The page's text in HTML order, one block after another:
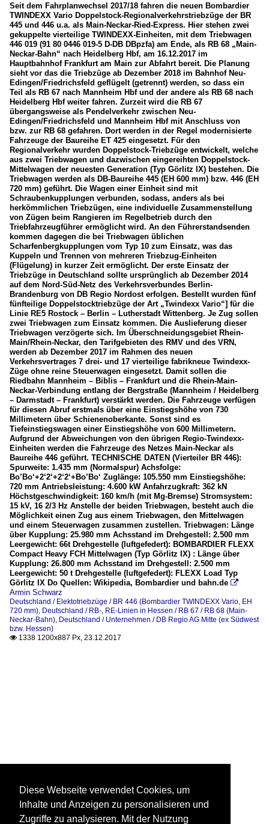
Seit dem Fahrplanwechsel 2017/18 fahren die neuen Bombardier
TWINDEXX Vario Doppelstock-Regionalverkehrstriebzüge der BR
445 und 446 u.a. als Main-Neckar-Ried-Express. Hier stehen zwei
gekuppelte vierteilige TWINDEXX-Einheiten, mit dem Triebwagen
446 019 (91 80 0446 019-5 D-DB DBpzfa) am Ende, als RB 68 „Main-
Neckar-Bahn“ nach Heidelberg Hbf, am 16.12.2017 im
Hauptbahnhof Frankfurt am Main zur Abfahrt bereit. Die Planung
sieht vor das die Triebzüge ab Dezember 2018 im Bahnhof Neu-
Edingen/Friedrichsfeld geflügelt (getrennt) werden, so dass ein
Teil als RB 67 nach Mannheim Hbf und der andere als RB 68 nach
Heidelberg Hbf weiter fahren. Zurzeit wird die RB 67
übergangsweise als Pendelverkehr zwischen Neu-
Edingen/Friedrichsfeld und Mannheim Hbf mit Anschluss von
bzw. zur RB 68 gefahren. Dort werden in der Regel modernisierte
Fahrzeuge der Baureihe ET 425 eingesetzt. Für den
Regionalverkehr wurden Doppelstock-Triebzüge entwickelt, welche
aus zwei Triebwagen und dazwischen eingereihten Doppelstock-
Mittelwagen der neuesten Generation (Typ Görlitz IX) bestehen. Die
Triebwagen werden als DB-Baureihe 445 (EH 600 mm) bzw. 446 (EH
720 mm) geführt. Die Wagen einer Einheit sind mit
Schraubenkupplungen verbunden, sodass, anders als bei
herkömmlichen Triebzügen, eine individuelle Zusammenstellung
von Zügen beim Rangieren im Regelbetrieb durch den
Triebfahrzeugführer ermöglicht wird. An den Führerstandsenden
kommen dagegen die bei Triebwagen üblichen
Scharfenbergkupplungen vom Typ 10 zum Einsatz, was das
Kuppeln und Trennen von mehreren Triebzug-Einheiten
(Flügelung) in kurzer Zeit ermöglicht. Der erste Einsatz der
Triebzüge in Deutschland sollte ursprünglich ab Dezember 2014
auf dem Nord-Süd-Netz des Verkehrsverbundes Berlin-
Brandenburg von DB Regio Nordost erfolgen. Bestellt wurden fünf
fünfteilige Doppelstocktriebzüge der Art „Twindexx Vario“] für die
Linie RE5 Rostock – Berlin – Lutherstadt Wittenberg. Je Zug sollen
zwei Triebwagen zum Einsatz kommen. Die Auslieferung dieser
Triebwagen verzögerte sich. Im Überschneidungsgebiet Rhein-
Main/Rhein-Neckar, den Tarifgebieten des RMV und des VRN,
werden ab Dezember 2017 im Rahmen des neuen
Verkehrsvertrages 7 drei- und 17 vierteilige fabrikneue Twindexx-
Züge ohne reine Steuerwagen eingesetzt. Damit sollen die
Riedbahn Mannheim – Biblis – Frankfurt und die Rhein-Main-
Neckar-Verbindung entlang der Bergstraße (Mannheim / Heidelberg
– Darmstadt – Frankfurt) verstärkt werden. Die Fahrzeuge verfügen
für diesen Abruf erstmals über eine Einstiegshöhe von 730
Millimetern über Schienenoberkante. Sonst sind es
Tiefeinstiegswagen einer Einstiegshöhe von 600 Millimetern.
Aufgrund der Abweichungen von den übrigen Regio-Twindexx-
Einheiten werden die Fahrzeuge des Netzes Main-Neckar als
Baureihe 446 geführt. TECHNISCHE DATEN (Vierteiler BR 446):
Spurweite: 1.435 mm (Normalspur) Achsfolge:
Bo’Bo‘+2‘2‘+2‘2‘+Bo’Bo‘ Zuglänge: 105.550 mm Einstiegshöhe:
720 mm Antriebsleistung: 4.600 kW Anfahrzugkraft: 362 kN
Höchstgeschwindigkeit: 160 km/h (mit Mg-Bremse) Stromsystem:
15 kV, 16 2/3 Hz Anstelle der beiden Triebwagen, besteht auch die
Möglichkeit einen Zug aus einem Triebwagen, den Mittelwagen
und einem Steuerwagen zusammen zustellen. Triebwagen: Länge
über Kupplung: 25.980 mm Achsstand im Drehgestell: 2.500 mm
Leergewicht: 66t Drehgestelle (luftgefedert): BOMBARDIER FLEXX
Compact Heavy FCH Mittelwagen (Typ Görlitz IX) : Länge über
Kupplung: 26.800 mm Achsstand im Drehgestell: 2.500 mm
Leergewicht: 50 t Drehgestelle (luftgefedert): FLEXX Load Typ
Görlitz IX Do Quellen: Wikipedia, Bombardier und bahn.de 
Armin Schwarz
Deutschland / Elektotriebzüge / BR 446 (Bombardier TWINDEXX Vario, EH
720 mm) Deutschland / RB-, RE-Linien in Hessen / RB 67 / RB 68 (Main-
Neckar-Bahn) Deutschland / Unternehmen / DB Regio AG Mitte (ex Südwest
bzw. Hessen)
 1338 1200x887 Px, 23.12.2017
Diese Webseite verwendet Cookies, um
Inhalte und Anzeigen zu personalisieren und
Zugriffe zu analysieren. Mit der Nutzung